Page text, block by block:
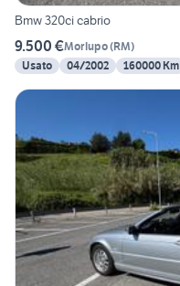
Bmw 320ci cabrio
9.500 €Morlupo(RM)
Usato
04/2002 160000 Km